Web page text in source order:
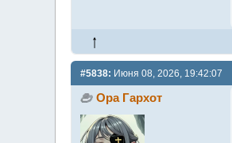
#5838: Июня 08, 2026, 19:42:07
Ора Гархот